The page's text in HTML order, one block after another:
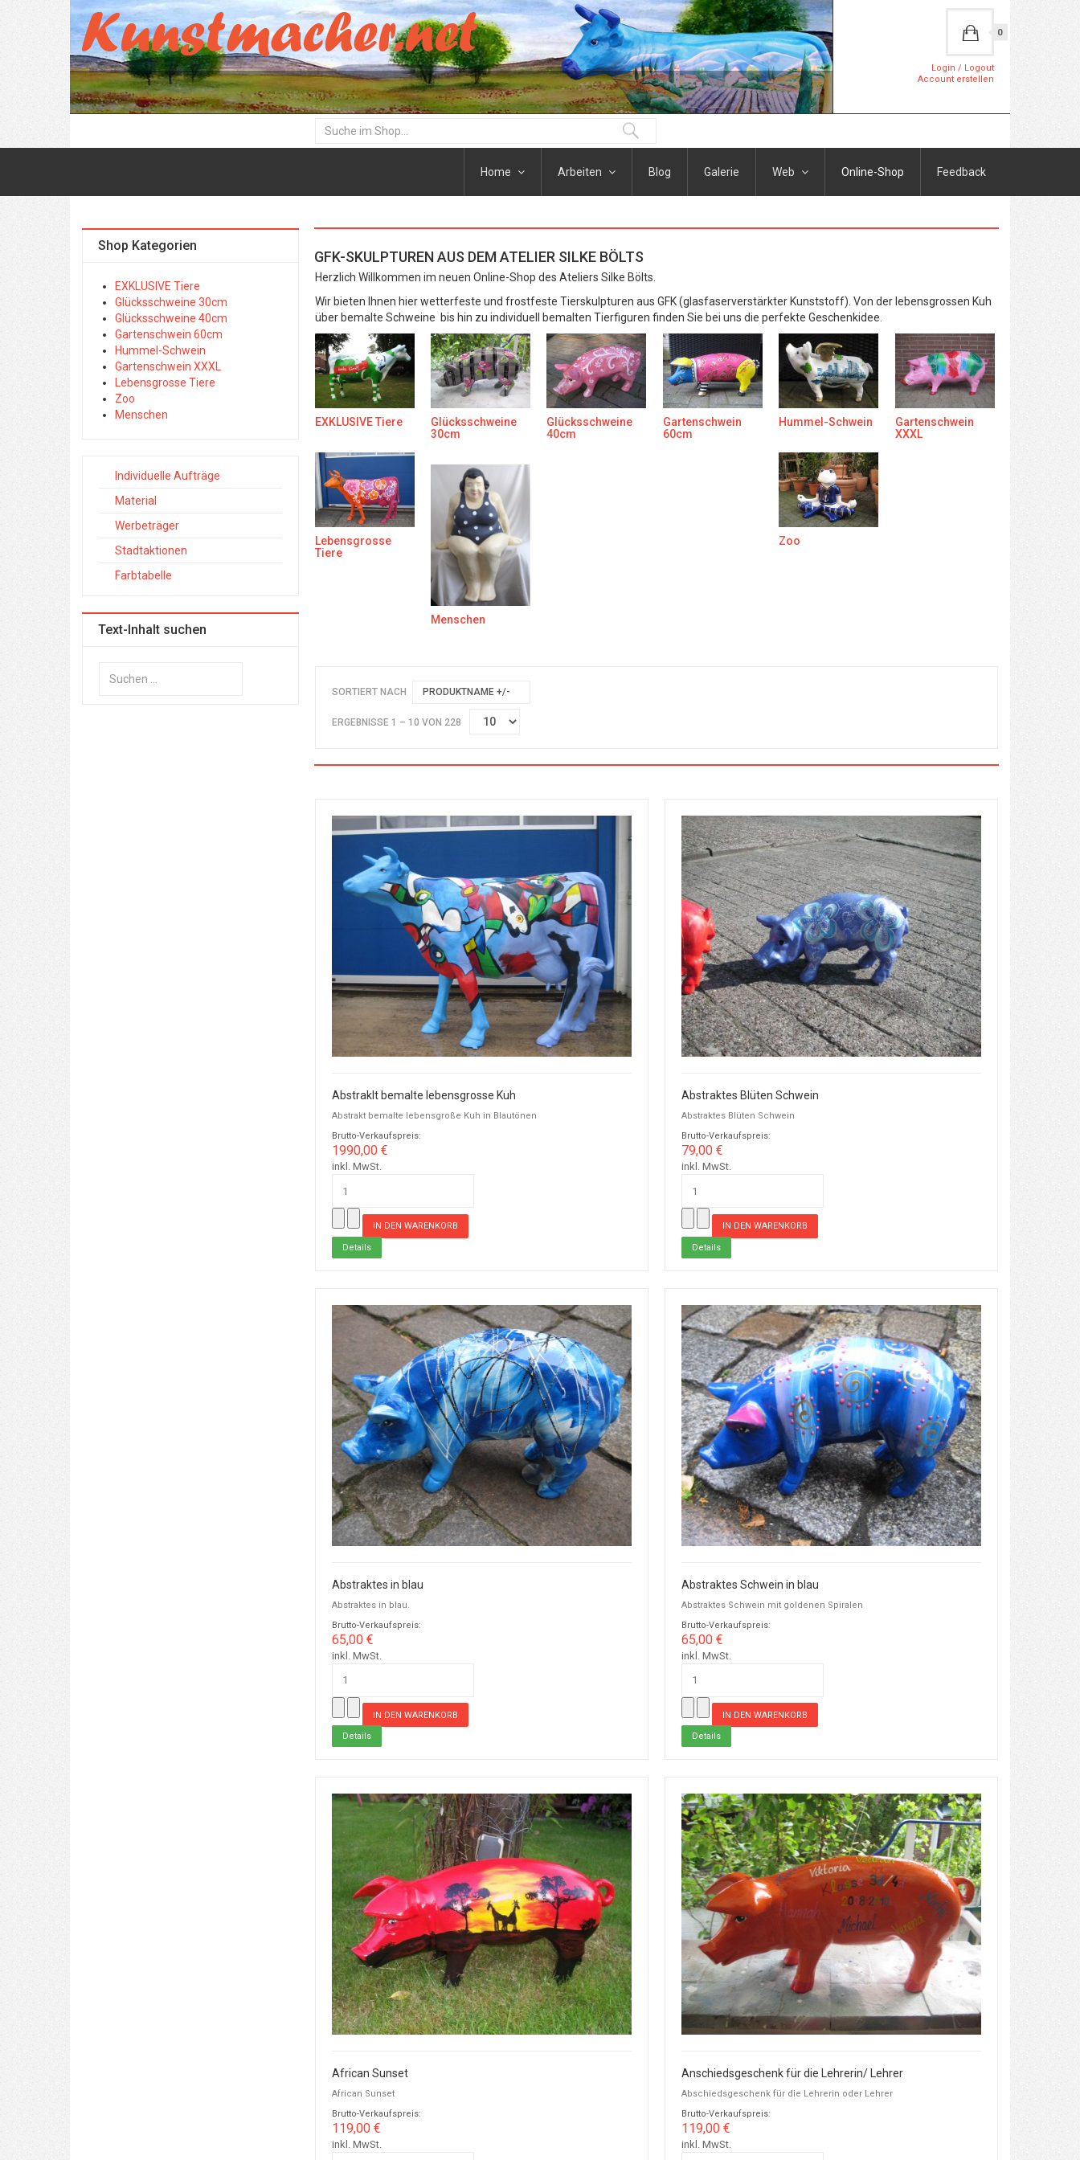
0
Login / Logout
Account erstellen
Home Arbeiten Blog Galerie Web Online-Shop Feedback
GFK-SKULPTUREN AUS DEM ATELIER SILKE BÖLTS
Herzlich Willkommen im neuen Online-Shop des Ateliers Silke Bölts.
Wir bieten Ihnen hier wetterfeste und frostfeste Tierskulpturen aus GFK (glasfaserverstärkter Kunststoff). Von der lebensgrossen Kuh
über bemalte Schweine bis hin zu individuell bemalten Tierfiguren finden Sie bei uns die perfekte Geschenkidee.
EXKLUSIVE Tiere
Glücksschweine
30cm
Glücksschweine
40cm
Gartenschwein
60cm
Hummel-Schwein
Gartenschwein
XXXL
Lebensgrosse
Tiere
Zoo
Menschen
SORTIERT NACH PRODUKTNAME +/-
ERGEBNISSE 1 – 10 VON 228
Abstraklt bemalte lebensgrosse Kuh
Abstrakt bemalte lebensgroße Kuh in Blautönen
Brutto-Verkaufspreis:
1990,00 €
inkl. MwSt.
Details
Abstraktes Blüten Schwein
Abstraktes Blüten Schwein
Brutto-Verkaufspreis:
79,00 €
inkl. MwSt.
Details
Abstraktes in blau
Abstraktes in blau.
Brutto-Verkaufspreis:
65,00 €
inkl. MwSt.
Details
Abstraktes Schwein in blau
Abstraktes Schwein mit goldenen Spiralen
Brutto-Verkaufspreis:
65,00 €
inkl. MwSt.
Details
African Sunset
African Sunset
Brutto-Verkaufspreis:
119,00 €
inkl. MwSt.
Anschiedsgeschenk für die Lehrerin/ Lehrer
Abschiedsgeschenk für die Lehrerin oder Lehrer
Brutto-Verkaufspreis:
119,00 €
inkl. MwSt.
Shop Kategorien
EXKLUSIVE Tiere
Glücksschweine 30cm
Glücksschweine 40cm
Gartenschwein 60cm
Hummel-Schwein
Gartenschwein XXXL
Lebensgrosse Tiere
Zoo
Menschen
Individuelle Aufträge
Material
Werbeträger
Stadtaktionen
Farbtabelle
Text-Inhalt suchen